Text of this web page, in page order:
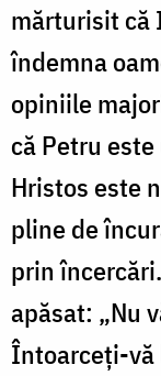
mărturisit că
îndemna
opiniile
că Petru
Hristos este
pline de
prin
apăsat: „Nu
Întoarceți-vă